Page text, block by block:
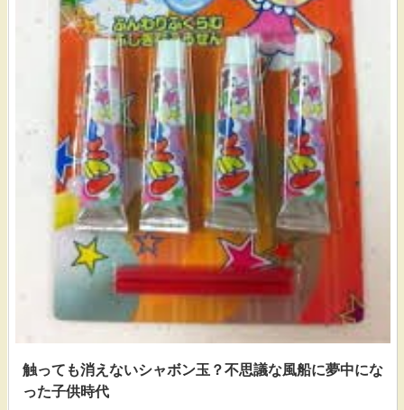
触っても消えないシャボン玉？不思議な風船に夢中にな
った子供時代